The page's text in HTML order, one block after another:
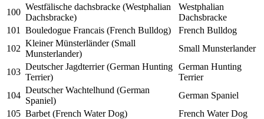
100
Westfälische dachsbracke (Westphalian
Dachsbracke)
Westphalian
Dachsbracke
101
Bouledogue Francais (French Bulldog)
French Bulldog
102
Kleiner Münsterländer (Small
Munsterlander)
Small Munsterlander
103
Deutscher Jagdterrier (German Hunting
Terrier)
German Hunting
Terrier
104
Deutscher Wachtelhund (German
Spaniel)
German Spaniel
105 Barbet (French Water Dog)
French Water Dog